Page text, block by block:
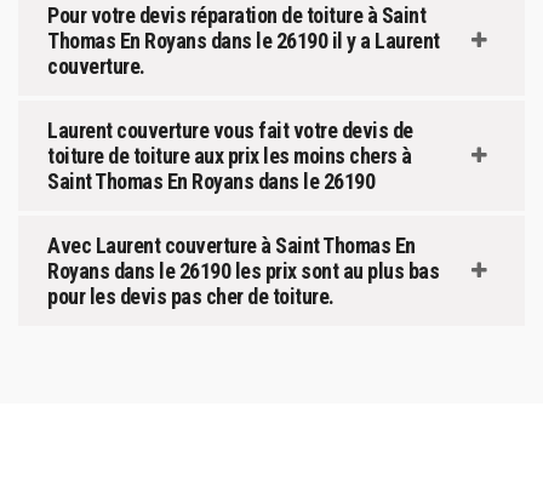
Pour votre devis réparation de toiture à Saint
Thomas En Royans dans le 26190 il y a Laurent
couverture.
Laurent couverture vous fait votre devis de
toiture de toiture aux prix les moins chers à
Saint Thomas En Royans dans le 26190
Avec Laurent couverture à Saint Thomas En
Royans dans le 26190 les prix sont au plus bas
pour les devis pas cher de toiture.